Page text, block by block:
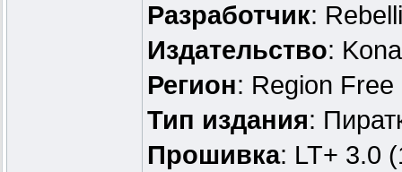
Разработчик:
Издательство:
Регион: Region Free
Тип издания:
Прошивка: LT+ 3.0